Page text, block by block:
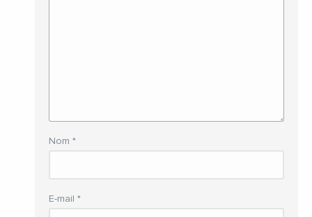
Nom *
E-mail *